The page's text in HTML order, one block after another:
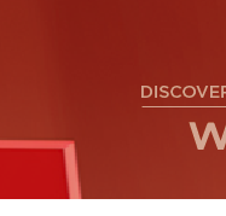
COURSE
Contact Us